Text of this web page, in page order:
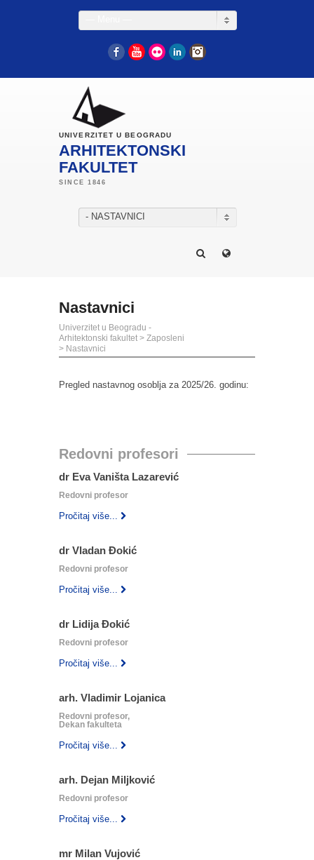
FacebookYouTube
Flickr LinkedIn
UNIVERZITET U BEOGRADU
ARHITEKTONSKI
FAKULTET
- NASTAVNICI
Nastavnici
Univerzitet u Beogradu -
Arhitektonski fakultet > Zaposleni
> Nastavnici
Pregled nastavnog osoblja za 2025/26. godinu:
Redovni profesori
dr Eva Vaništa Lazarević
Redovni profesor
Pročitaj više...
dr Vladan Đokić
Redovni profesor
Pročitaj više...
dr Lidija Đokić
Redovni profesor
Pročitaj više...
arh. Vladimir Lojanica
Redovni profesor,
Dekan fakulteta
Pročitaj više...
arh. Dejan Miljković
Redovni profesor
Pročitaj više...
mr Milan Vujović